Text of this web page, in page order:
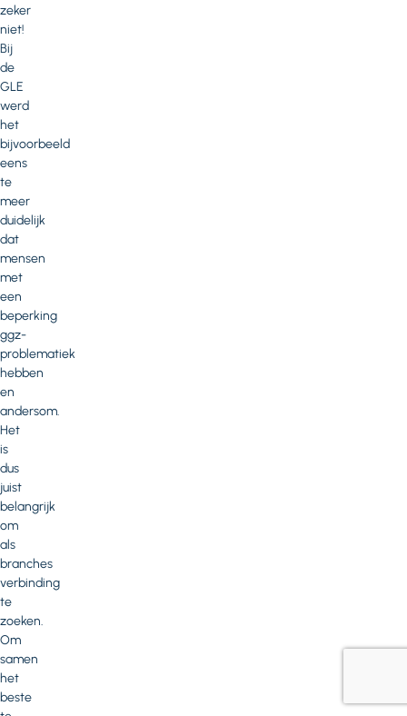
zeker
niet!
Bij
de
GLE
werd
het
bijvoorbeeld
eens
te
meer
duidelijk
dat
mensen
met
een
beperking
ggz-
problematiek
hebben
en
andersom.
Het
is
dus
juist
belangrijk
om
als
branches
verbinding
te
zoeken.
Om
samen
het
beste